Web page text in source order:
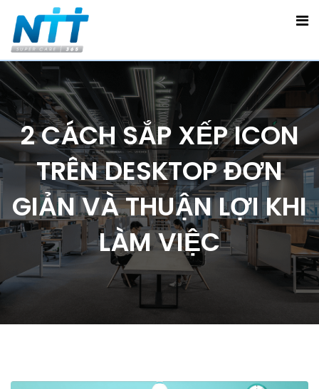
2 CÁCH SẮP XẾP ICON
TRÊN DESKTOP ĐƠN
GIẢN VÀ THUẬN LỢI KHI
LÀM VIỆC